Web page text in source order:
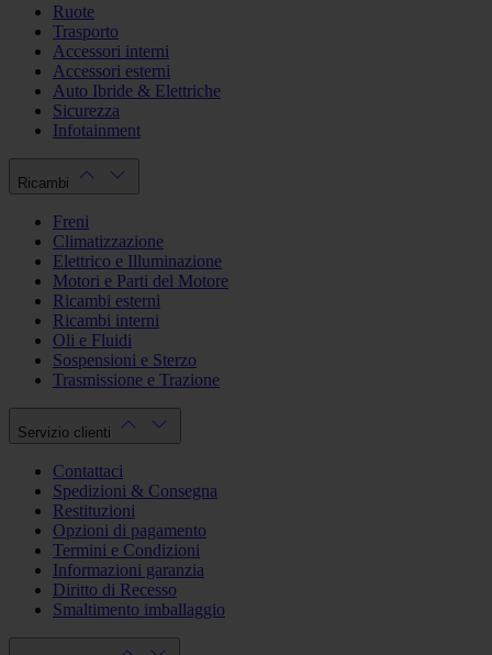
Ruote
Trasporto
Accessori interni
Accessori esterni
Auto Ibride & Elettriche
Sicurezza
Infotainment
Ricambi
Freni
Climatizzazione
Elettrico e Illuminazione
Motori e Parti del Motore
Ricambi esterni
Ricambi interni
Oli e Fluidi
Sospensioni e Sterzo
Trasmissione e Trazione
Servizio clienti
Contattaci
Spedizioni & Consegna
Restituzioni
Opzioni di pagamento
Termini e Condizioni
Informazioni garanzia
Diritto di Recesso
Smaltimento imballaggio